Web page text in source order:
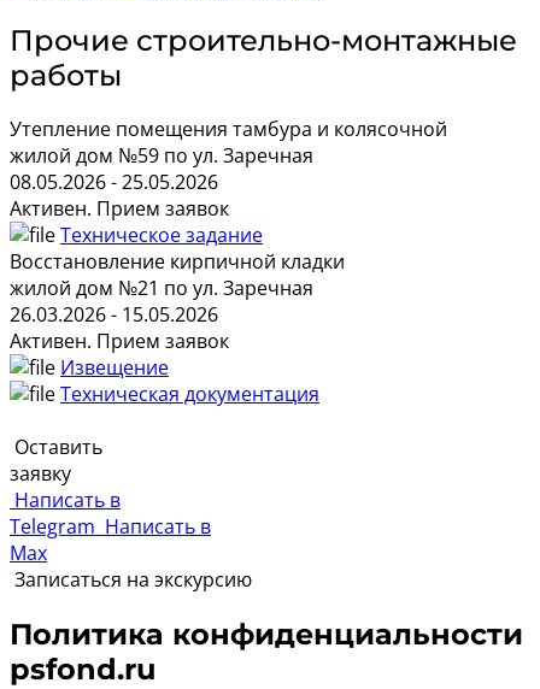
Прочие строительно-монтажные
работы
Утепление помещения тамбура и колясочной
жилой дом №59 по ул. Заречная
08.05.2026 - 25.05.2026
Активен. Прием заявок
Техническое задание
Восстановление кирпичной кладки
жилой дом №21 по ул. Заречная
26.03.2026 - 15.05.2026
Активен. Прием заявок
Извещение
Техническая документация
Оставить
заявку
Написать в
Telegram Написать в
Max
Записаться на экскурсию
Политика конфиденциальности
psfond.ru